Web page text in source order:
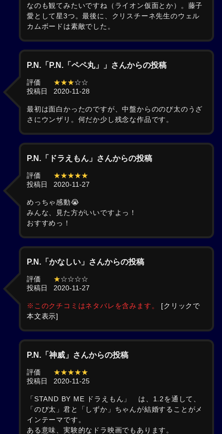
なのも観てみたいですね（ライオン仮面とか）。藤子
愛として星3つ。最後に、クリスチーネ先生のウェル
カムボードは素敵でした。
P.N.「P.N.「ペペ丸」」さんからの投稿
評価 ★★★☆☆
投稿日
2020-11-28
最初は面白かったのですが、中盤からののび太のうざ
さにウンザリ。何だか少し残念な作品です。
P.N.「ドラえもん」さんからの投稿
評価
★★★★★
投稿日
2020-11-27
めっちゃ感動😭
みんな、見た方がいいですよっ！
おすすめっ！
P.N.「かなしい」さんからの投稿
評価 ★☆☆☆☆
投稿日
2020-11-27
※このクチコミはネタバレを含みます。
[クリックで
本文表示]
P.N.「神威」さんからの投稿
評価
★★★★★
投稿日
2020-11-25
「STAND BY ME ドラえもん」 は、1.2を通して、
「のび太」君と「しずか」ちゃんが結婚することがメ
インテーマです。
ある意味、実験的なドラ映画でもあります。